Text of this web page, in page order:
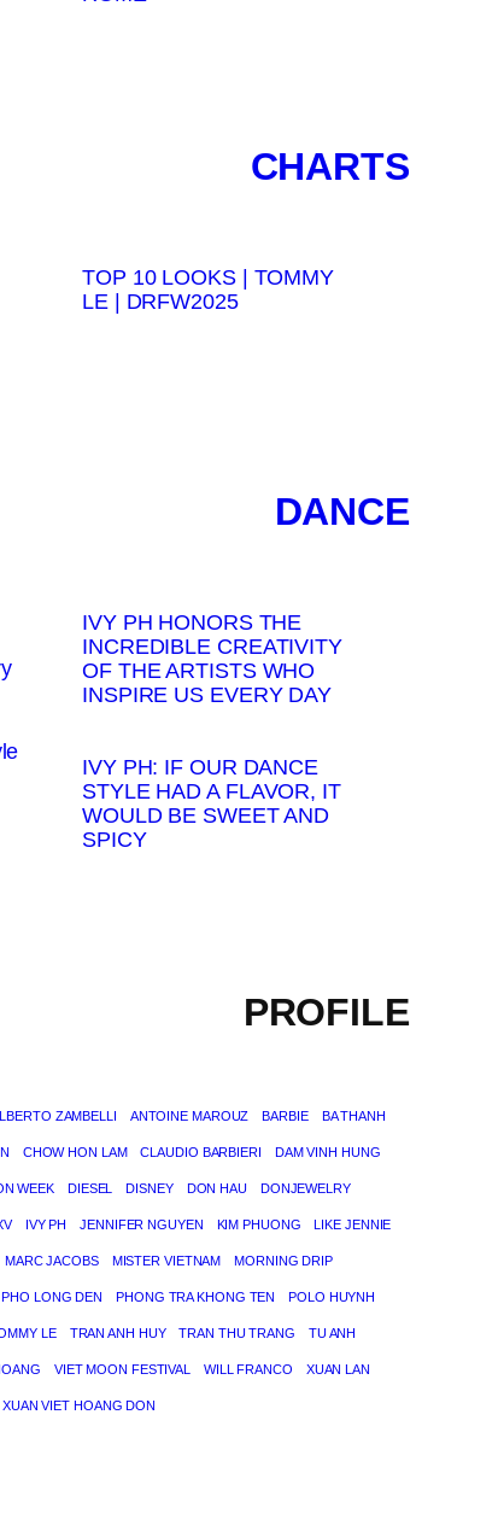
CHARTS
TOP 10 LOOKS | TOMMY
LE | DRFW2025
DANCE
IVY PH HONORS THE
INCREDIBLE CREATIVITY
OF THE ARTISTS WHO
INSPIRE US EVERY DAY
IVY PH: IF OUR DANCE
STYLE HAD A FLAVOR, IT
WOULD BE SWEET AND
SPICY
PROFILE
ZAMBELLI ANTOINE MAROUZ BARBIE BA THANH
CHOW HON LAM CLAUDIO BARBIERI DAM VINH HUNG
WEEK DIESEL DISNEY DON HAU DONJEWELRY
IVY PH JENNIFER NGUYEN KIM PHUONG LIKE JENNIE
MARC JACOBS MISTER VIETNAM MORNING DRIP
PHO LONG DEN PHONG TRA KHONG TEN POLO HUYNH
LE TRAN ANH HUY TRAN THU TRANG TU ANH
VIET MOON FESTIVAL WILL FRANCO XUAN LAN
XUAN VIET HOANG DON